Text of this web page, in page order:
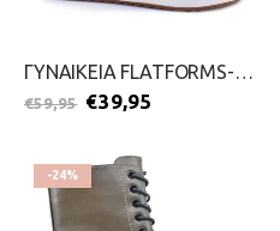
ΓΥΝΑΙΚΕΙΑ FLATFORMS-XTI-2599-0098-ΛΑΔΙ
€59,95 €39,95
-24%